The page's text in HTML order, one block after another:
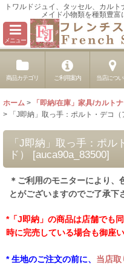
トワルドジュイ、タッセル、カル
メイド小物類を種類豊
メニュー
商品カテゴリ ご利用案内 当店につ
ホーム > 「即納/在庫」家具/カルト
>
「J即納」取っ手：ポルト・デコ（
「J即納」取っ手：ポ
ド）
[auca90a_83500]
＊ご利用のモニターにより、
とがございますのでご了承下
*「J即納」の商品は店舗でも
時に完売している場合も御座
* 生地のご注文の前に、 当店取